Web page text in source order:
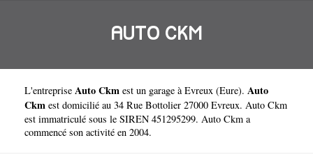
AUTO CKM
L'entreprise Auto Ckm est un garage à Evreux (Eure). Auto
Ckm est domicilié au 34 Rue Bottolier 27000 Evreux. Auto Ckm
est immatriculé sous le SIREN 451295299. Auto Ckm a
commencé son activité en 2004.